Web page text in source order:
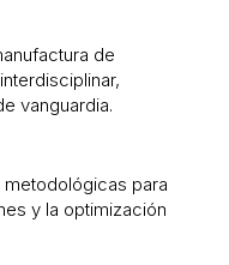
de
vanguardia.
para
y la optimización